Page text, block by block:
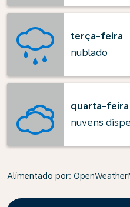
terça-feira
nublado
quarta-feira
nuvens
Alimentado por: